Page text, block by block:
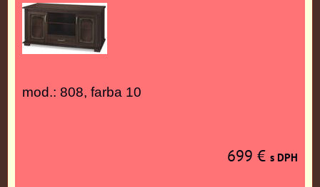
mod.: 808, farba 10
699 € s DPH